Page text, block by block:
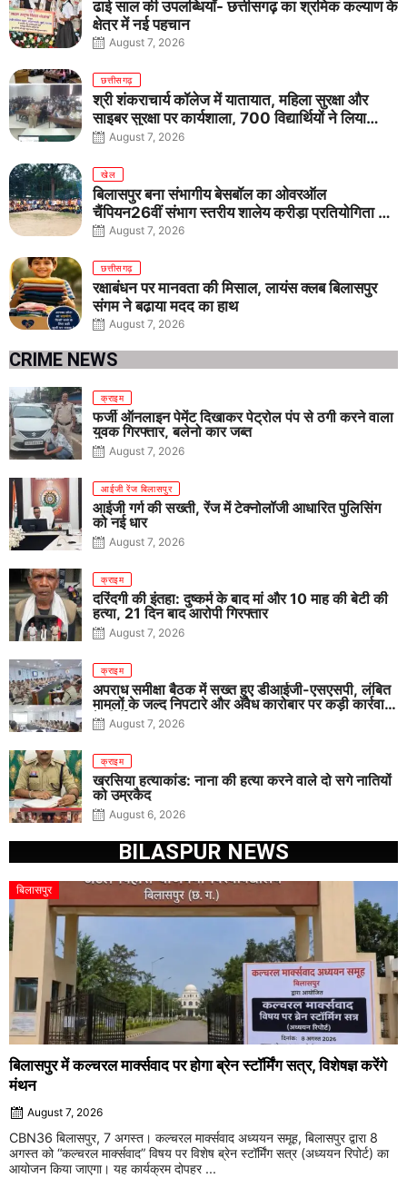
ढाई साल की उपलब्धियाँ- छत्तीसगढ़ का श्रमिक कल्याण के
क्षेत्र में नई पहचान
August 7, 2026
छत्तीसगढ़
श्री शंकराचार्य कॉलेज में यातायात, महिला सुरक्षा और
साइबर सुरक्षा पर कार्यशाला, 700 विद्यार्थियों ने लिया
जागरूकता का संकल्प
August 7, 2026
खेल
बिलासपुर बना संभागीय बेसबॉल का ओवरऑल
चैंपियन26वीं संभाग स्तरीय शालेय क्रीड़ा प्रतियोगिता में
तीनों आयु वर्गों में शानदार प्रदर्शन
August 7, 2026
छत्तीसगढ़
रक्षाबंधन पर मानवता की मिसाल, लायंस क्लब बिलासपुर
संगम ने बढ़ाया मदद का हाथ
August 7, 2026
CRIME NEWS
क्राइम
फर्जी ऑनलाइन पेमेंट दिखाकर पेट्रोल पंप से ठगी करने वाला
युवक गिरफ्तार, बलेनो कार जब्त
August 7, 2026
आईजी रेंज बिलासपुर
आईजी गर्ग की सख्ती, रेंज में टेक्नोलॉजी आधारित पुलिसिंग
को नई धार
August 7, 2026
क्राइम
दरिंदगी की इंतहा: दुष्कर्म के बाद मां और 10 माह की बेटी की
हत्या, 21 दिन बाद आरोपी गिरफ्तार
August 7, 2026
क्राइम
अपराध समीक्षा बैठक में सख्त हुए डीआईजी-एसएसपी, लंबित
मामलों के जल्द निपटारे और अवैध कारोबार पर कड़ी कार्रवाई
के निर्देश
August 7, 2026
क्राइम
खरसिया हत्याकांड: नाना की हत्या करने वाले दो सगे नातियों
को उम्रकैद
August 6, 2026
BILASPUR NEWS
बिलासपुर
बिलासपुर में कल्चरल मार्क्सवाद पर होगा ब्रेन स्टॉर्मिंग सत्र, विशेषज्ञ करेंगे
मंथन
August 7, 2026
CBN36 बिलासपुर, 7 अगस्त। कल्चरल मार्क्सवाद अध्ययन समूह, बिलासपुर द्वारा 8
अगस्त को “कल्चरल मार्क्सवाद” विषय पर विशेष ब्रेन स्टॉर्मिंग सत्र (अध्ययन रिपोर्ट) का
आयोजन किया जाएगा। यह कार्यक्रम दोपहर ...